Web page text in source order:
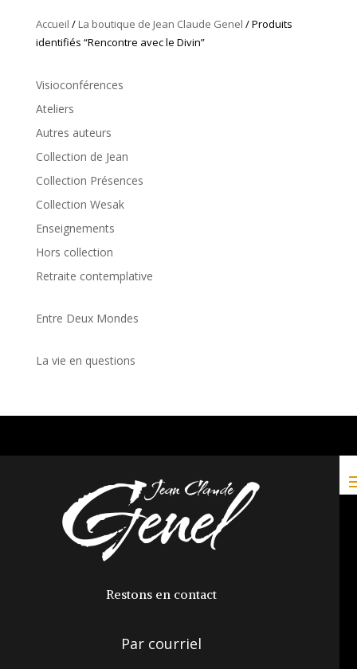
Accueil / La boutique de Jean Claude Genel / Produits
identifiés “Rencontre avec le Divin”
Visioconférences
Ateliers
Autres auteurs
Collection de Jean
Collection Présences
Collection Wesak
Enseignements
Hors collection
Retraite contemplative
Entre Deux Mondes
La vie en questions
Restons en contact
Par courriel